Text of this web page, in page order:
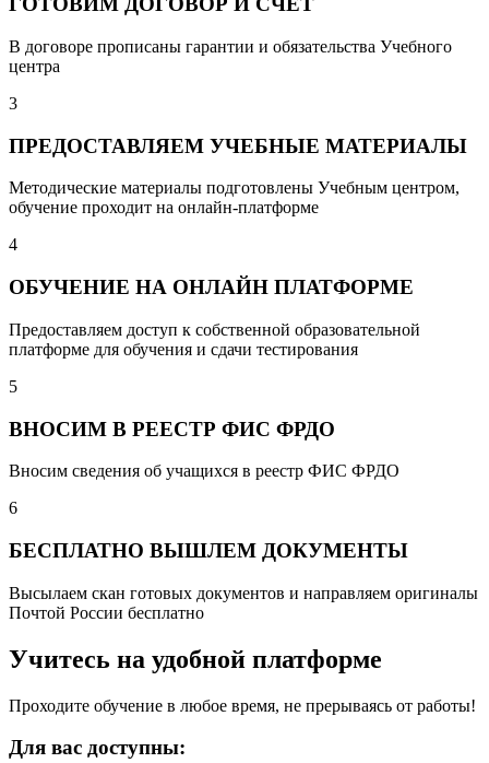
В договоре прописаны гарантии и обязательства Учебного
центра
3
ПРЕДОСТАВЛЯЕМ УЧЕБНЫЕ МАТЕРИАЛЫ
Методические материалы подготовлены Учебным центром,
обучение проходит на онлайн-платформе
4
ОБУЧЕНИЕ НА ОНЛАЙН ПЛАТФОРМЕ
Предоставляем доступ к собственной образовательной
платформе для обучения и сдачи тестирования
5
ВНОСИМ В РЕЕСТР ФИС ФРДО
Вносим сведения об учащихся в реестр ФИС ФРДО
6
БЕСПЛАТНО ВЫШЛЕМ ДОКУМЕНТЫ
Высылаем скан готовых документов и направляем оригиналы
Почтой России бесплатно
Учитесь на удобной платформе
Проходите обучение в любое время, не прерываясь от работы!
Для вас доступны: